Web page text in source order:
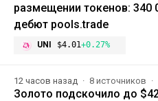
размещении токенов:
дебют pools.trade
UNI $4.01+0.27%
12 часов назад 8 источников
Золото подскочило до